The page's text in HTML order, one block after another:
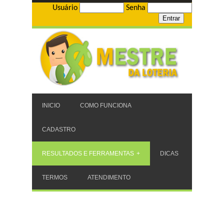
Usuário Senha
INICIO COMO FUNCIONA
CADASTRO
RESULTADOS E FERRAMENTAS DICAS
TERMOS ATENDIMENTO